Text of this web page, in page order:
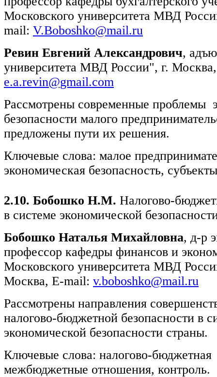
Московского университета МВД
mail: V.Boboshko@mail.ru
Ревин Евгений Александрович,
университета МВД России", г.
e.a.revin@gmail.com
Рассмотрены современные проблемы
безопасности малого
предложены пути их решения.
Ключевые слова: малое
экономическая безопасность,
2.10. Бобошко Н.М. Налогово-
в системе экономической
Бобошко Наталья Михайловна, д-р
профессор кафедры финансов и
Московского университета МВД
Москва, E-mail: v.boboshko@mail.ru
Рассмотрены направления
налогово-бюджетной безопасности в
экономической безопасности страны.
Ключевые слова: налогово-бюджетная
межбюджетные отношения, контроль.